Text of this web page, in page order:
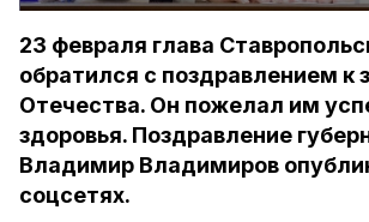
23 февраля глава
обратился с поздравлением к
Отечества. Он пожелал им
здоровья. Поздравление
Владимир Владимиров
соцсетях.